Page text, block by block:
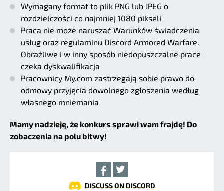
Wymagany format to plik PNG lub JPEG o
rozdzielczości co najmniej 1080 pikseli
Praca nie może naruszać Warunków świadczenia
usług oraz regulaminu Discord Armored Warfare.
Obraźliwe i w inny sposób niedopuszczalne prace
czeka dyskwalifikacja
Pracownicy My.com zastrzegają sobie prawo do
odmowy przyjęcia dowolnego zgłoszenia według
własnego mniemania
Mamy nadzieję, że konkurs sprawi wam frajdę! Do
zobaczenia na polu bitwy!
DISCUSS ON DISCORD